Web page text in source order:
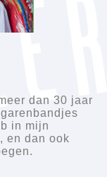
dan 30 jaar
in mijn
en dan ook